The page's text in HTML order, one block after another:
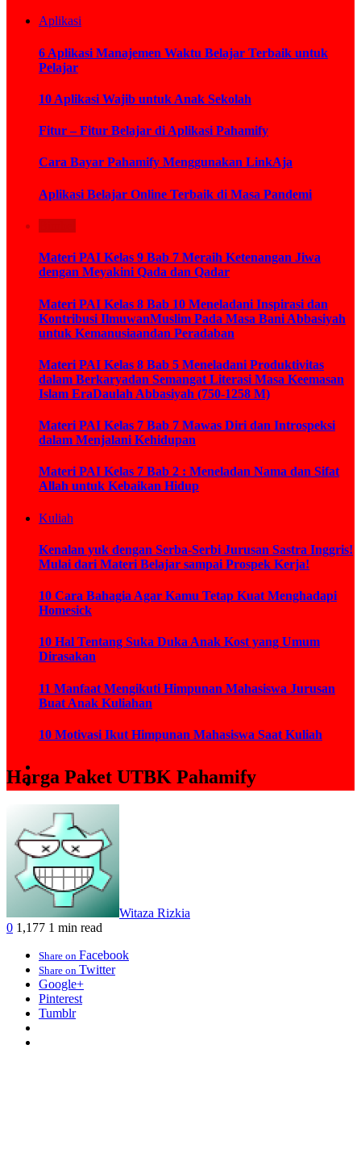
Aplikasi
6 Aplikasi Manajemen Waktu Belajar Terbaik untuk
Pelajar
10 Aplikasi Wajib untuk Anak Sekolah
Fitur – Fitur Belajar di Aplikasi Pahamify
Cara Bayar Pahamify Menggunakan LinkAja
Aplikasi Belajar Online Terbaik di Masa Pandemi
Materi PAI Kelas 9 Bab 7 Meraih Ketenangan Jiwa
dengan Meyakini Qada dan Qadar
Materi PAI Kelas 8 Bab 10 Meneladani Inspirasi dan
Kontribusi IlmuwanMuslim Pada Masa Bani Abbasiyah
untuk Kemanusiaandan Peradaban
Materi PAI Kelas 8 Bab 5 Meneladani Produktivitas
dalam Berkaryadan Semangat Literasi Masa Keemasan
Islam EraDaulah Abbasiyah (750-1258 M)
Materi PAI Kelas 7 Bab 7 Mawas Diri dan Introspeksi
dalam Menjalani Kehidupan
Materi PAI Kelas 7 Bab 2 : Meneladan Nama dan Sifat
Allah untuk Kebaikan Hidup
Kuliah
Kenalan yuk dengan Serba-Serbi Jurusan Sastra Inggris!
Mulai dari Materi Belajar sampai Prospek Kerja!
10 Cara Bahagia Agar Kamu Tetap Kuat Menghadapi
Homesick
10 Hal Tentang Suka Duka Anak Kost yang Umum
Dirasakan
11 Manfaat Mengikuti Himpunan Mahasiswa Jurusan
Buat Anak Kuliahan
10 Motivasi Ikut Himpunan Mahasiswa Saat Kuliah
Harga Paket UTBK Pahamify
Witaza Rizkia
0 1,177 1 min read
Share on Facebook
Share on Twitter
Google+
Pinterest
Tumblr